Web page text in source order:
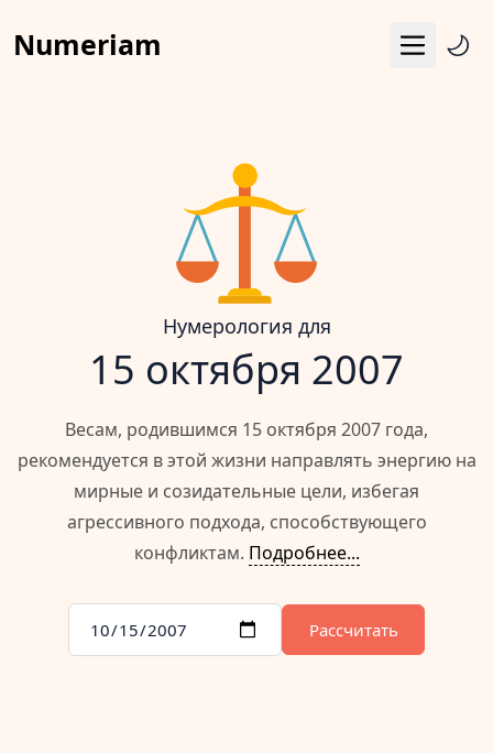
Numeriam Меню
Матрица судьбы
Гороскоп
Календарь
Нумерология для
15 октября 2007
Весам, родившимся 15 октября 2007 года,
рекомендуется в этой жизни направлять энергию на
мирные и созидательные цели, избегая
агрессивного подхода, способствующего
конфликтам. Подробнее...
Рассчитать